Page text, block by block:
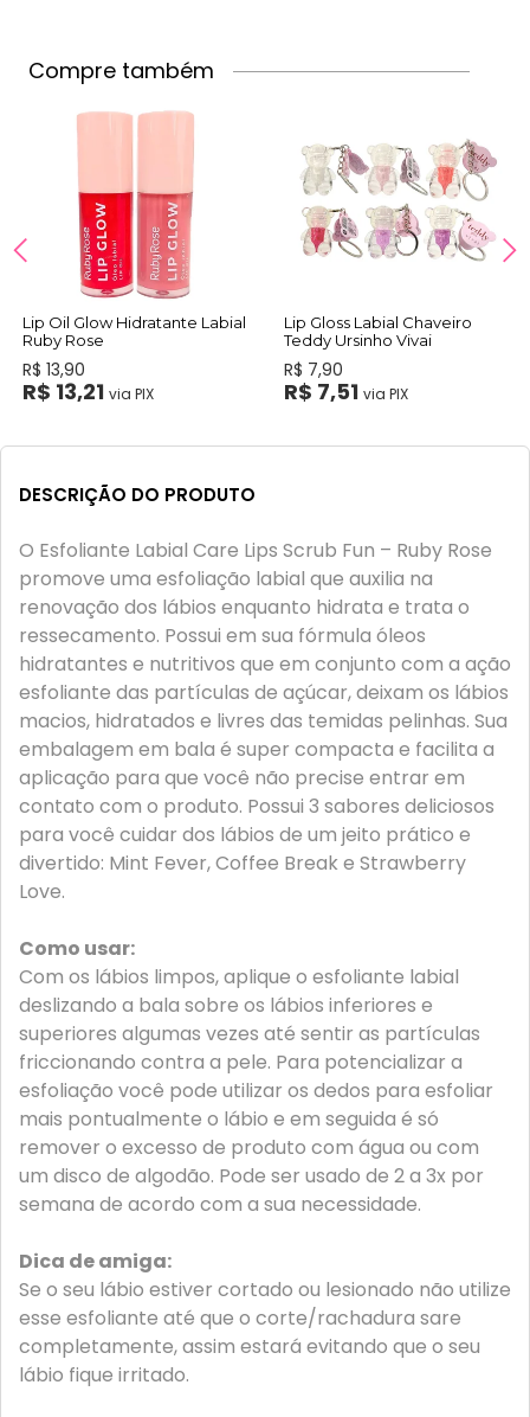
Compre também
Lip Oil Glow Hidratante Labial
Ruby Rose
R$ 13,90
R$ 13,21 via PIX
Lip Gloss Labial Chaveiro
Teddy Ursinho Vivai
R$ 7,90
R$ 7,51 via PIX
DESCRIÇÃO DO PRODUTO
O Esfoliante Labial Care Lips Scrub Fun – Ruby Rose
promove uma esfoliação labial que auxilia na
renovação dos lábios enquanto hidrata e trata o
ressecamento. Possui em sua fórmula óleos
hidratantes e nutritivos que em conjunto com a ação
esfoliante das partículas de açúcar, deixam os lábios
macios, hidratados e livres das temidas pelinhas. Sua
embalagem em bala é super compacta e facilita a
aplicação para que você não precise entrar em
contato com o produto. Possui 3 sabores deliciosos
para você cuidar dos lábios de um jeito prático e
divertido: Mint Fever, Coffee Break e Strawberry
Love.
Como usar:
Com os lábios limpos, aplique o esfoliante labial
deslizando a bala sobre os lábios inferiores e
superiores algumas vezes até sentir as partículas
friccionando contra a pele. Para potencializar a
esfoliação você pode utilizar os dedos para esfoliar
mais pontualmente o lábio e em seguida é só
remover o excesso de produto com água ou com
um disco de algodão. Pode ser usado de 2 a 3x por
semana de acordo com a sua necessidade.
Dica de amiga:
Se o seu lábio estiver cortado ou lesionado não utilize
esse esfoliante até que o corte/rachadura sare
completamente, assim estará evitando que o seu
lábio fique irritado.